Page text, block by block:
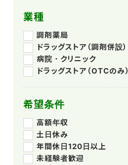
業種
調剤薬局
ドラッグストア（調剤併設）
病院・クリニック
ドラッグストア（OTCのみ）
希望条件
高額年収
土日休み
年間休日120日以上
未経験者歓迎